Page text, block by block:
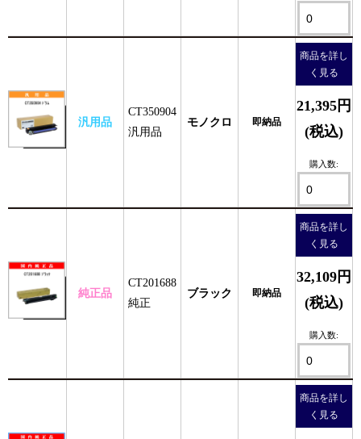
汎用品
CT350904
汎用品
モノクロ 即納品
商品を詳し
く見る
21,395円
(税込)
購入数:
純正品
CT201688
純正
ブラック 即納品
商品を詳し
く見る
32,109円
(税込)
購入数:
商品を詳し
く見る